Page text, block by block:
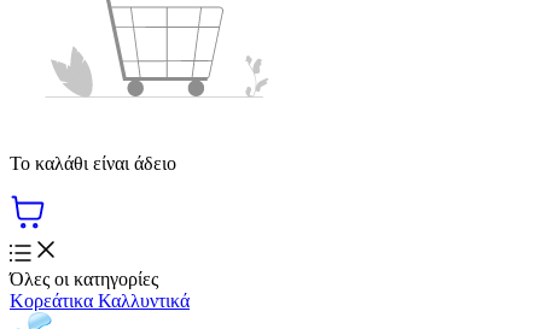
Το καλάθι είναι άδειο
Όλες οι κατηγορίες
Κορεάτικα Καλλυντικά